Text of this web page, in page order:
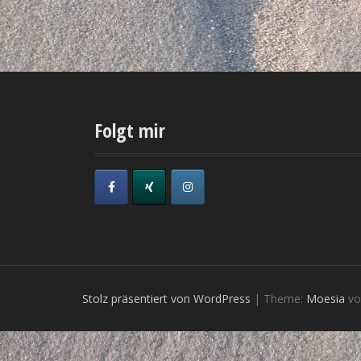
Folgt mir
Stolz präsentiert von WordPress | Theme: Moesia